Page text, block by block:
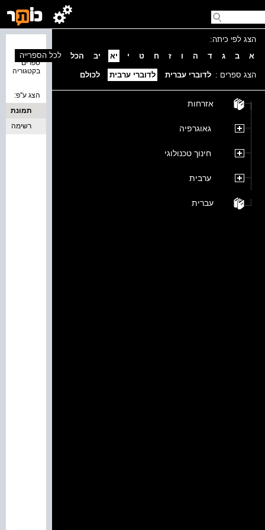
הצג לפי כיתה:
א
ב ג ד ה ו ז ח ט י יא יב הכל
הצג ספרים : לדוברי עברית לדוברי ערבית לכולם
אזרחות
גאוגרפיה
חינוך טכנולוגי
ערבית
עברית
ספרים
בקטגוריה
לכל הספרייה
הצג ע''פ:
תמונת
כריכה
רשימה